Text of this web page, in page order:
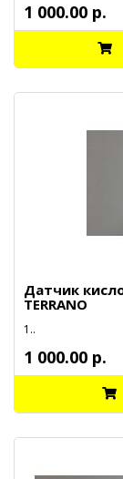
1 000.00 р.
Датчик
TERRANO
1..
1 000.00 р.